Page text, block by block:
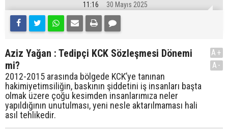
11:16 30 Mayıs 2025
Aziz Yağan : Tedipçi KCK Sözleşmesi Dönemi
mi?
2012-2015 arasında bölgede KCK’ye tanınan
hakimiyetimsiliğin, baskının şiddetini iş insanları başta
olmak üzere çoğu kesimden insanlarımıza neler
yapıldığının unutulması, yeni nesle aktarılmaması hali
asıl tehlikedir.
A+
A-